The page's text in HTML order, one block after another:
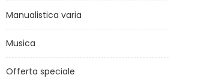
Manualistica varia
Musica
Offerta speciale